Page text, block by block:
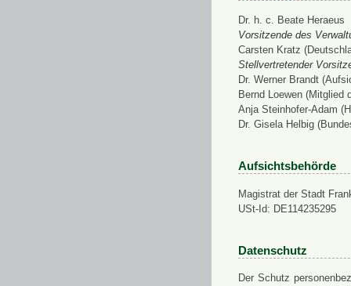
Dr. h. c. Beate Heraeus
Vorsitzende des
Carsten Kratz
Stellvertretender
Dr. Werner Brandt
Bernd Loewen (Mitglied
Anja Steinhofer-Adam
Dr. Gisela Helbig
Aufsichtsbehörde
Magistrat der Stadt
USt-Id: DE114235295
Datenschutz
Der Schutz